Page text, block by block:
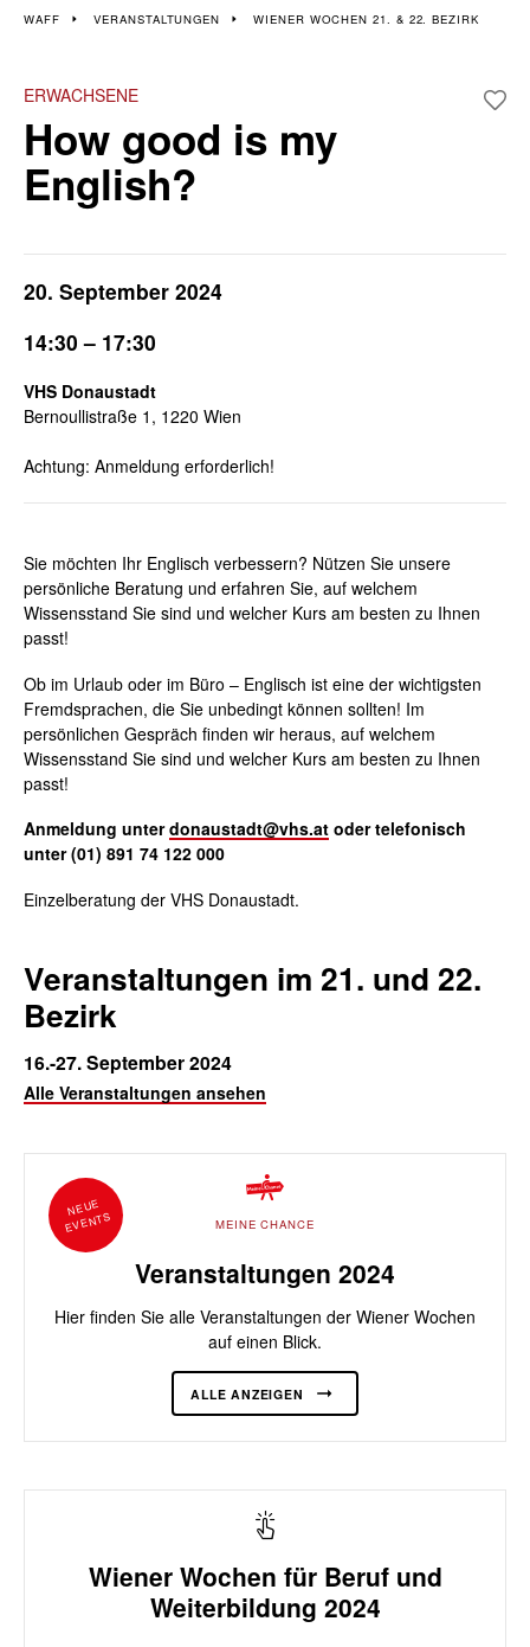
Veranstaltungen im 21.
und 22. Bezirk
Wiener Wochen für Beruf und Weiterbildung | 16. - 27.
September
WAFF VERANSTALTUNGEN WIENER WOCHEN 21. & 22. BEZIRK
ERWACHSENE
How good is my
English?
20. September 2024
14:30 – 17:30
VHS Donaustadt
Bernoullistraße 1, 1220 Wien
Achtung: Anmeldung erforderlich!
Sie möchten Ihr Englisch verbessern? Nützen Sie unsere
persönliche Beratung und erfahren Sie, auf welchem
Wissensstand Sie sind und welcher Kurs am besten zu Ihnen
passt!
Ob im Urlaub oder im Büro – Englisch ist eine der wichtigsten
Fremdsprachen, die Sie unbedingt können sollten! Im
persönlichen Gespräch finden wir heraus, auf welchem
Wissensstand Sie sind und welcher Kurs am besten zu Ihnen
passt!
Anmeldung unterdonaustadt@vhs.at oder telefonisch
unter (01) 891 74 122 000
Einzelberatung der VHS Donaustadt.
Veranstaltungen im 21. und 22.
Bezirk
16.-27. September 2024
Alle Veranstaltungen ansehen
MEINE CHANCE
Veranstaltungen 2024
Hier finden Sie alle Veranstaltungen der Wiener Wochen
auf einen Blick.
ALLE ANZEIGEN
NEUE
EVENTS
Wiener Wochen für Beruf und
Weiterbildung 2024